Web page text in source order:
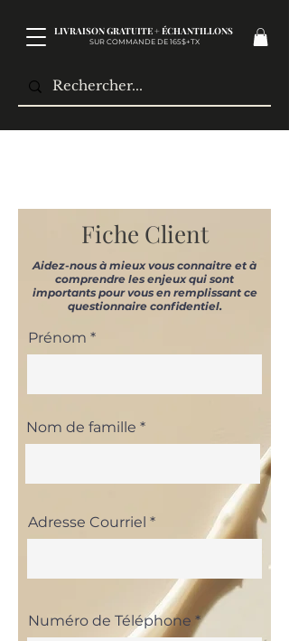
LIVRAISON GRATUITE + ÉCHANTILLONS
SUR COMMANDE DE 165$+TX​
Fiche Client
Aidez-nous à mieux vous connaitre et à
comprendre les enjeux qui sont
importants pour vous en remplissant ce
questionnaire confidentiel.
Prénom
Nom de famille
Adresse Courriel
Numéro de Téléphone